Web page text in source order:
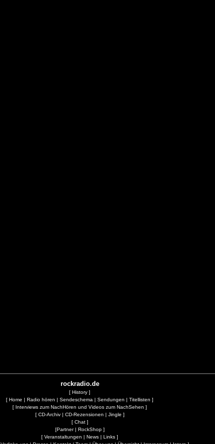
rockradio.de
[ History ]
[ Home | Radio hören | Sendeschema | Sendungen | Titellisten ]
[ Interviews zum NachHören und Videos zum NachSehen ]
[ CD-Archiv| CD-Rezensionen | Jingle ]
[ Chat]
[Partner| RockShop]
[ Veranstaltungen | News | Links ]